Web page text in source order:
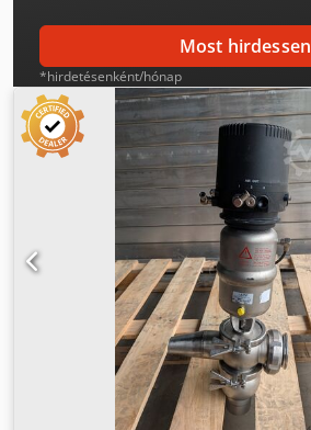
Most hirdessen
*hirdetésenként/hónap